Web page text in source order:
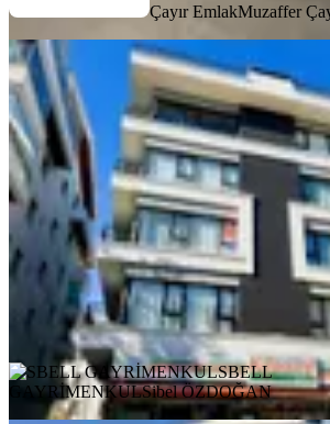
Çayır EmlakMuzaffer
YENİ
Sbell'den
Yeni Bina 3.kat Ön
Çankaya, Emek Mahallesi
3+1
·145 m²· ·
72.000 ₺
SBELL GAYRİMENKULSibel ÖZDOĞAN
SBELL
GAYRİMENKULSibel ÖZDOĞAN